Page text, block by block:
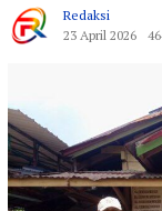
Redaksi
23 April 2026